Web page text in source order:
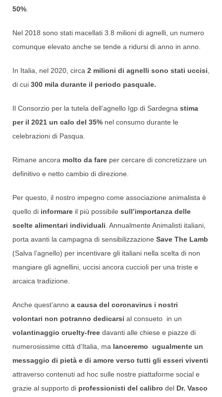
50%
Nel 2018 sono stati macellati 3.8 milioni di agnelli, un numero
comunque elevato anche se tende a ridursi di anno in anno.
In Italia, nel 2020, circa 2 milioni di agnelli sono stati uccisi
di cui 300 mila durante il periodo pasquale.
Il Consorzio per la tutela dell’agnello Igp di Sardegna stima
per il 2021 un calo del 35% nel consumo durante le
celebrazioni di Pasqua.
Rimane ancora molto da fare per cercare di concretizzare un
definitivo e netto cambio di direzione.
Per questo, il nostro impegno come associazione animalista è
quello di informare il più possibile sull’importanza delle
scelte alimentari individuali . Annualmente Animalisti italiani,
porta avanti la campagna di sensibilizzazione Save The Lamb
(Salva l’agnello) per incentivare gli italiani nella scelta di non
mangiare gli agnellini, uccisi ancora cuccioli per una triste e
arcaica tradizione.
Anche quest’anno a causa del coronavirus i nostri
volontari non potranno dedicarsi al consueto in un
volantinaggio cruelty-free davanti alle chiese e piazze di
numerosissime città d’Italia, ma lanceremo ugualmente un
messaggio di pietà e di amore verso tutti gli esseri viventi
attraverso contenuti ad hoc sulle nostre piattaforme social e
grazie al supporto di professionisti del calibro del Dr. Vasco